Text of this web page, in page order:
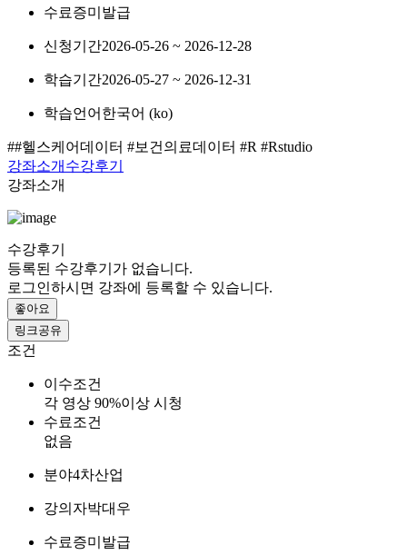
수료증미발급
신청기간2026-05-26 ~ 2026-12-28
학습기간2026-05-27 ~ 2026-12-31
학습언어 한국어 ‎(ko)‎
##헬스케어데이터 #보건의료데이터 #R #Rstudio
강좌소개 수강후기
강좌소개
수강후기
등록된 수강후기가 없습니다.
로그인하시면 강좌에 등록할 수 있습니다.
좋아요
링크공유
조건
이수조건
각 영상 90%이상 시청
수료조건
없음
분야4차산업
강의자박대우
수료증미발급